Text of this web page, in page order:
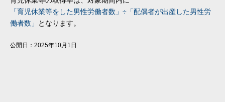
「育児休業等をした男性労働者数」÷「配偶者が出産した男性労
働者数」
となります。
公開日：2025年10月1日